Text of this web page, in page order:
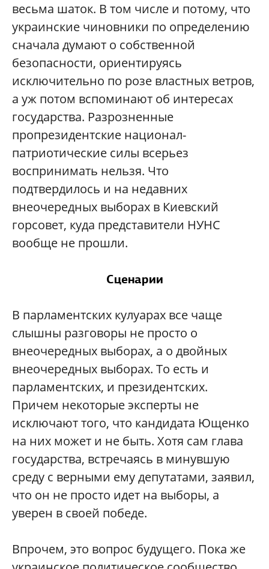
весьма шаток. В том числе и потому, что
украинские чиновники по определению
сначала думают о собственной
безопасности, ориентируясь
исключительно по розе властных ветров,
а уж потом вспоминают об интересах
государства. Разрозненные
пропрезидентские национал-
патриотические силы всерьез
воспринимать нельзя. Что
подтвердилось и на недавних
внеочередных выборах в Киевский
горсовет, куда представители НУНС
вообще не прошли.
Сценарии
В парламентских кулуарах все чаще
слышны разговоры не просто о
внеочередных выборах, а о двойных
внеочередных выборах. То есть и
парламентских, и президентских.
Причем некоторые эксперты не
исключают того, что кандидата Ющенко
на них может и не быть. Хотя сам глава
государства, встречаясь в минувшую
среду с верными ему депутатами, заявил,
что он не просто идет на выборы, а
уверен в своей победе.
Впрочем, это вопрос будущего. Пока же